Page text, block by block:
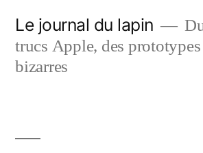
contenu
Le journal du lapin
trucs Apple, des prototypes
bizarres